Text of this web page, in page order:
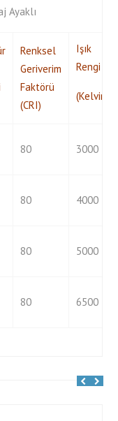
Ayaklı
Renksel
Geriverim
Faktörü
(CRI)
Işık
Rengi
(Kelvin)
80 3000
80 4000
80 5000
80 6500